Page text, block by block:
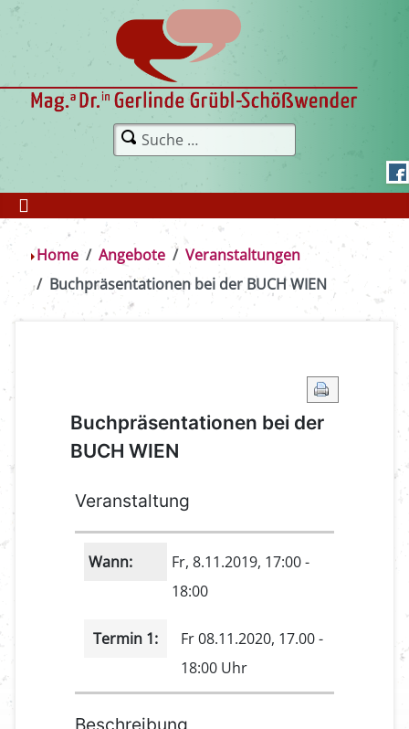
Home Angebote
Veranstaltungen
Buchpräsentationen bei der BUCH WIEN
Buchpräsentationen bei der
BUCH WIEN
Veranstaltung
Wann: Fr, 8.11.2019, 17:00-
18:00
Termin 1:
Fr 08.11.2020, 17.00 -
18:00 Uhr
Beschreibung